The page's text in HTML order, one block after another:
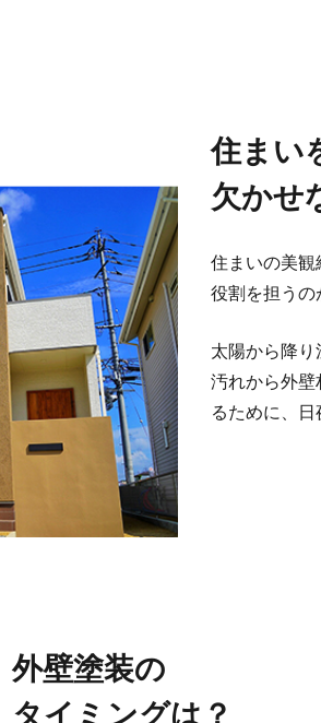
住まい
欠かせ
住まいの美観
役割を担うの
太陽から降
汚れから外壁
るために、日
外壁塗装の
タイミングは？